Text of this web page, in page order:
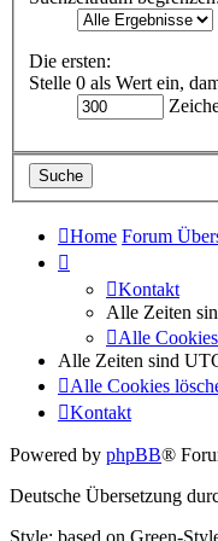
Die ersten:
Stelle 0 als Wert ein,
Home Forum
Kontakt
Alle Zeiten
Alle
Alle Zeiten sind
Alle Cookies
Kontakt
Powered by phpBB®
Deutsche Übersetzung
Style: based on Green-